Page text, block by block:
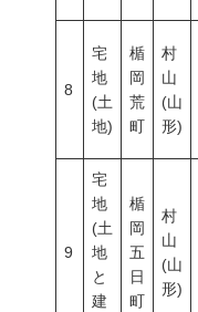
8
宅
地
(土
地)
楯
岡
荒
町
村
山
(山
形)
9
宅
地
(土
地
と
建
楯
岡
五
日
町
村
山
(山
形)